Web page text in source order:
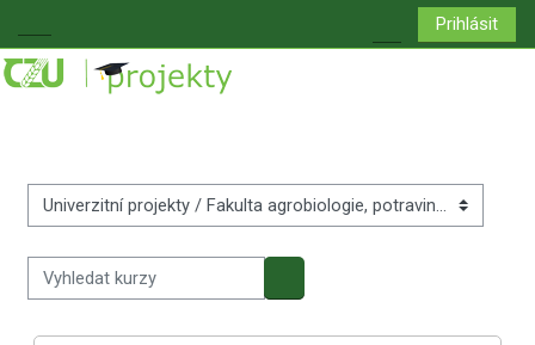
Boční panel
Přepnout
Prihlásit
Kategorie kurzů
Vyhledat kurzy
Vyhledat kurzy